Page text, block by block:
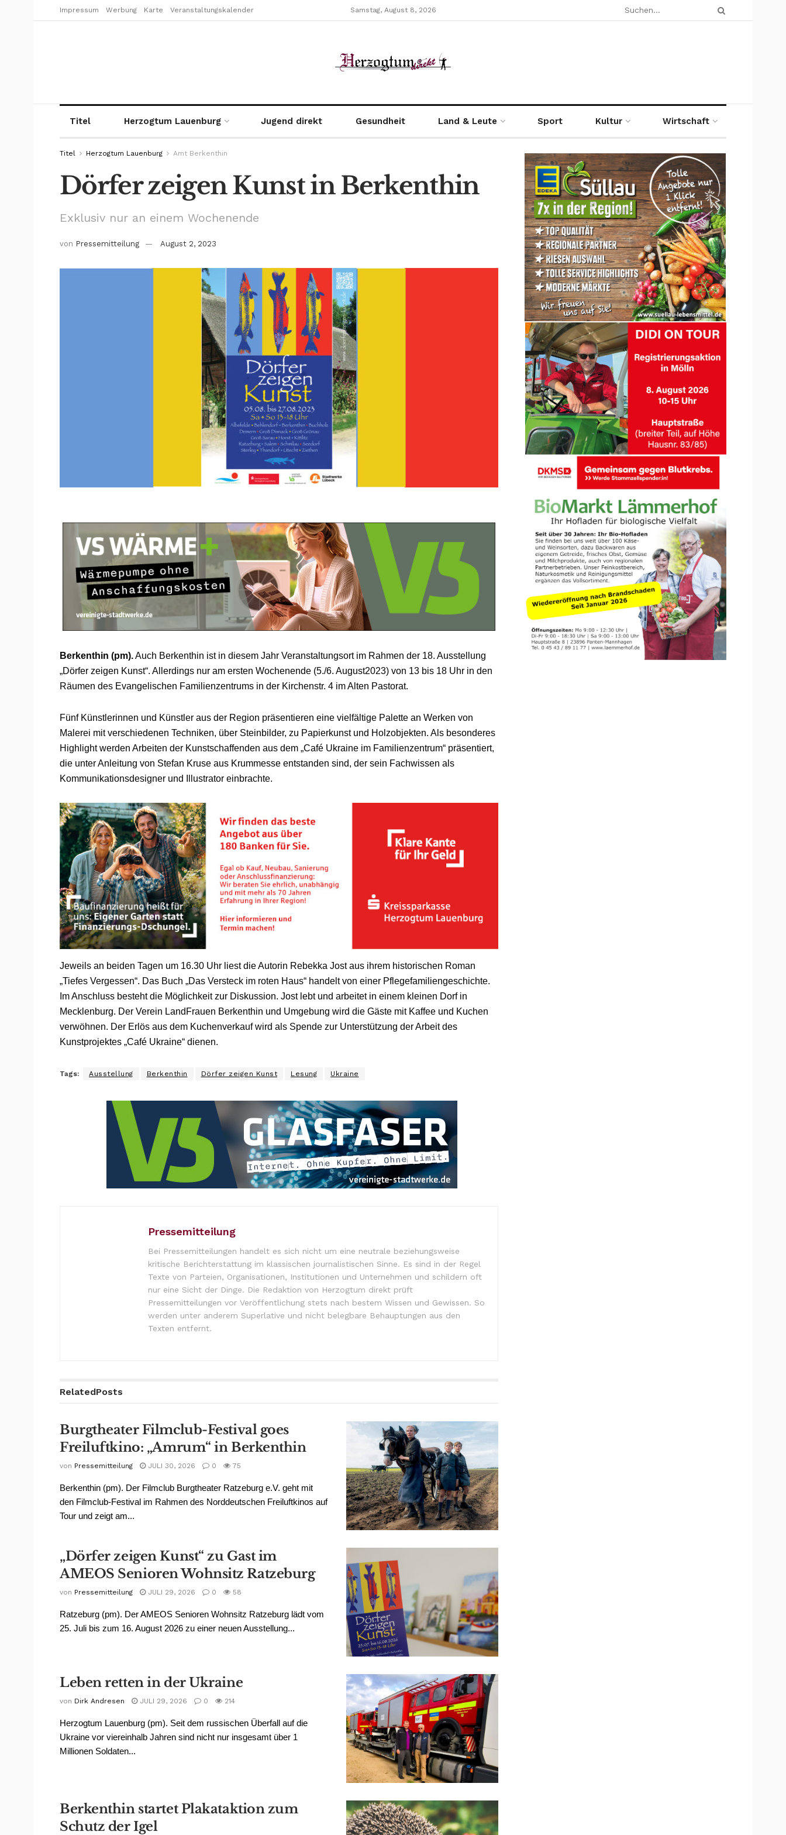
Impressum Werbung Karte Veranstaltungskalender Samstag, August 8, 2026
Titel Herzogtum Lauenburg Jugend direkt Gesundheit Land & Leute Sport Kultur Wirtschaft
Titel Herzogtum Lauenburg Amt Berkenthin
Dörfer zeigen Kunst in Berkenthin
Exklusiv nur an einem Wochenende
von Pressemitteilung August 2, 2023
Berkenthin (pm).Auch Berkenthin ist in diesem Jahr Veranstaltungsort im Rahmen der 18. Ausstellung
„Dörfer zeigen Kunst“. Allerdings nur am ersten Wochenende (5./6. August2023) von 13 bis 18 Uhr in den
Räumen des Evangelischen Familienzentrums in der Kirchenstr. 4 im Alten Pastorat.
Fünf Künstlerinnen und Künstler aus der Region präsentieren eine vielfältige Palette an Werken von
Malerei mit verschiedenen Techniken, über Steinbilder, zu Papierkunst und Holzobjekten. Als besonderes
Highlight werden Arbeiten der Kunstschaffenden aus dem „Café Ukraine im Familienzentrum“ präsentiert,
die unter Anleitung von Stefan Kruse aus Krummesse entstanden sind, der sein Fachwissen als
Kommunikationsdesigner und Illustrator einbrachte.
Jeweils an beiden Tagen um 16.30 Uhr liest die Autorin Rebekka Jost aus ihrem historischen Roman
„Tiefes Vergessen“. Das Buch „Das Versteck im roten Haus“ handelt von einer Pflegefamiliengeschichte.
Im Anschluss besteht die Möglichkeit zur Diskussion. Jost lebt und arbeitet in einem kleinen Dorf in
Mecklenburg. Der Verein LandFrauen Berkenthin und Umgebung wird die Gäste mit Kaffee und Kuchen
verwöhnen. Der Erlös aus dem Kuchenverkauf wird als Spende zur Unterstützung der Arbeit des
Kunstprojektes „Café Ukraine“ dienen.
Tags: Ausstellung Berkenthin Dörfer zeigen Kunst Lesung Ukraine
Pressemitteilung
Bei Pressemitteilungen handelt es sich nicht um eine neutrale beziehungsweise
kritische Berichterstattung im klassischen journalistischen Sinne. Es sind in der Regel
Texte von Parteien, Organisationen, Institutionen und Unternehmen und schildern oft
nur eine Sicht der Dinge. Die Redaktion von Herzogtum direkt prüft
Pressemitteilungen vor Veröffentlichung stets nach bestem Wissen und Gewissen. So
werden unter anderem Superlative und nicht belegbare Behauptungen aus den
Texten entfernt.
RelatedPosts
Burgtheater Filmclub-Festival goes
Freiluftkino: „Amrum“ in Berkenthin
von Pressemitteilung JULI 30, 2026 0 75
Berkenthin (pm). Der Filmclub Burgtheater Ratzeburg e.V. geht mit
den Filmclub-Festival im Rahmen des Norddeutschen Freiluftkinos auf
Tour und zeigt am...
„Dörfer zeigen Kunst“ zu Gast im
AMEOS Senioren Wohnsitz Ratzeburg
von Pressemitteilung JULI 29, 2026 0 58
Ratzeburg (pm). Der AMEOS Senioren Wohnsitz Ratzeburg lädt vom
25. Juli bis zum 16. August 2026 zu einer neuen Ausstellung...
Leben retten in der Ukraine
von Dirk Andresen JULI 29, 2026 0 214
Herzogtum Lauenburg (pm). Seit dem russischen Überfall auf die
Ukraine vor viereinhalb Jahren sind nicht nur insgesamt über 1
Millionen Soldaten...
Berkenthin startet Plakataktion zum
Schutz der Igel